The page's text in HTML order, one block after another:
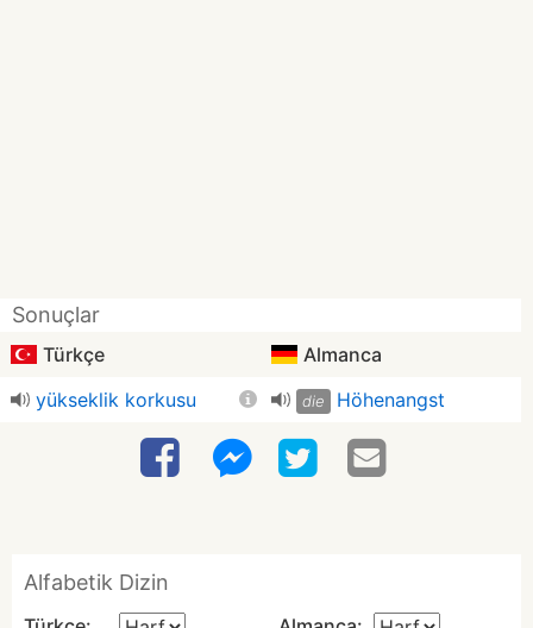
Sonuçlar
Türkçe
Almanca
yükseklik korkusu
die Höhenangst
Alfabetik Dizin